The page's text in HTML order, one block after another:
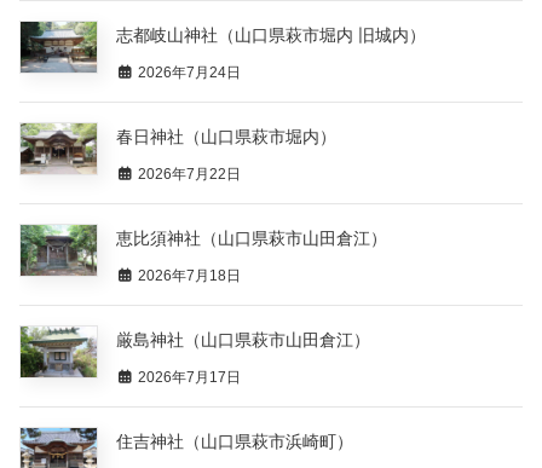
志都岐山神社（山口県萩市堀内 旧城内）
2026年7月24日
春日神社（山口県萩市堀内）
2026年7月22日
恵比須神社（山口県萩市山田倉江）
2026年7月18日
厳島神社（山口県萩市山田倉江）
2026年7月17日
住吉神社（山口県萩市浜崎町）